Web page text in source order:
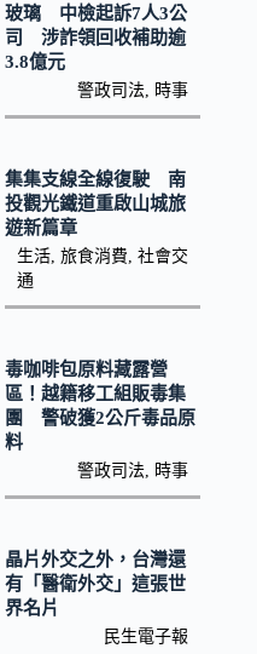
玻璃 中檢起訴7人3公
司 涉詐領回收補助逾
3.8億元
警政司法 時事
集集支線全線復駛 南
投觀光鐵道重啟山城旅
遊新篇章
生活, 旅食消費 社會交
通
毒咖啡包原料藏露營
區！越籍移工組販毒集
團 警破獲2公斤毒品原
料
警政司法 時事
晶片外交之外，台灣還
有「醫衛外交」這張世
界名片
民生電子報